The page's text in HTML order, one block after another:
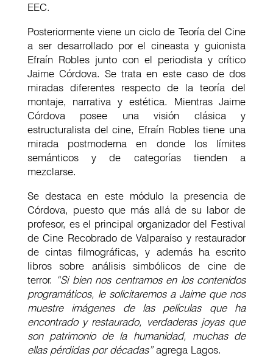
EEC.
Posteriormente viene un ciclo de Teoría del Cine
a ser desarrollado por el cineasta y guionista
Efraín Robles junto con el periodista y crítico
Jaime Córdova. Se trata en este caso de dos
miradas diferentes respecto de la teoría del
montaje, narrativa y estética. Mientras Jaime
Córdova posee una visión clásica y
estructuralista del cine, Efraín Robles tiene una
mirada postmoderna en donde los límites
semánticos y de categorías tienden a
mezclarse.
Se destaca en este módulo la presencia de
Córdova, puesto que más allá de su labor de
profesor, es el principal organizador del Festival
de Cine Recobrado de Valparaíso y restaurador
de cintas filmográficas, y además ha escrito
libros sobre análisis simbólicos de cine de
terror. “Si bien nos centramos en los contenidos
programáticos, le solicitaremos a Jaime que nos
muestre imágenes de las películas que ha
encontrado y restaurado, verdaderas joyas que
son patrimonio de la humanidad, muchas de
ellas pérdidas por décadas” agrega Lagos.